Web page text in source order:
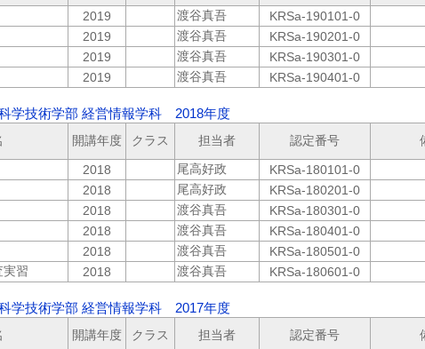
2019 渡谷真吾
KRSa-190101-0
2019 渡谷真吾
KRSa-190201-0
2019 渡谷真吾
KRSa-190301-0
2019 渡谷真吾 KRSa-190401-0
学技術学部 経営情報学科 2018年度
開講年度 クラス 担当者 認定番号
2018 尾高好政
KRSa-180101-0
2018 尾高好政
KRSa-180201-0
2018 渡谷真吾
KRSa-180301-0
2018 渡谷真吾
KRSa-180401-0
2018 渡谷真吾
KRSa-180501-0
実習 2018 渡谷真吾 KRSa-180601-0
学技術学部 経営情報学科 2017年度
開講年度 クラス 担当者 認定番号